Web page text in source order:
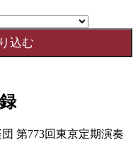
第773回東京定期演奏